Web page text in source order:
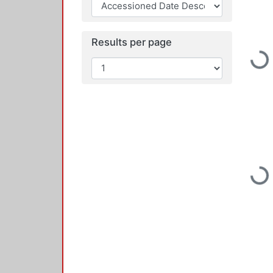
Results per page
Loading...
Loading...